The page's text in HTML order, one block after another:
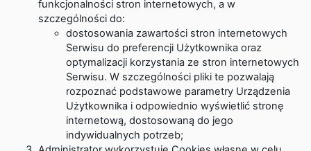
funkcjonalności stron internetowych, a w
szczególności do:
dostosowania zawartości stron internetowych
Serwisu do preferencji Użytkownika oraz
optymalizacji korzystania ze stron internetowych
Serwisu. W szczególności pliki te pozwalają
rozpoznać podstawowe parametry Urządzenia
Użytkownika i odpowiednio wyświetlić stronę
internetową, dostosowaną do jego
indywidualnych potrzeb;